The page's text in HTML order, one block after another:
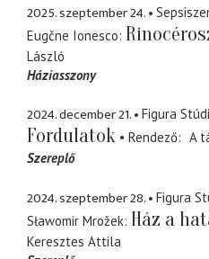
2025. szeptember 24.
Eugčne Ionesco
László
Háziasszony
2024. december 21. Figura
Fordulatok Rendező
A
Szereplő
2024. szeptember 28.
Figura
Sławomir Mrožek Ház a
Keresztes Attila